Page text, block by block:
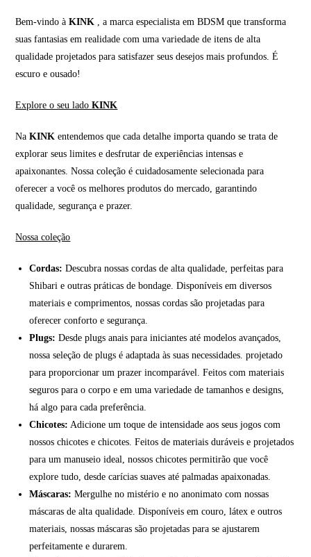
Bem-vindo àKINK , a marca especialista em BDSM que transforma
suas fantasias em realidade com uma variedade de itens de alta
qualidade projetados para satisfazer seus desejos mais profundos. É
escuro e ousado!
Explore o seu ladoKINK
NaKINK entendemos que cada detalhe importa quando se trata de
explorar seus limites e desfrutar de experiências intensas e
apaixonantes. Nossa coleção é cuidadosamente selecionada para
oferecer a você os melhores produtos do mercado, garantindo
qualidade, segurança e prazer.
Nossa coleção
Cordas: Descubra nossas cordas de alta qualidade, perfeitas para
Shibari e outras práticas de bondage. Disponíveis em diversos
materiais e comprimentos, nossas cordas são projetadas para
oferecer conforto e segurança.
Plugs: Desde plugs anais para iniciantes até modelos avançados,
nossa seleção de plugs é adaptada às suas necessidades. projetado
para proporcionar um prazer incomparável. Feitos com materiais
seguros para o corpo e em uma variedade de tamanhos e designs,
há algo para cada preferência.
Chicotes: Adicione um toque de intensidade aos seus jogos com
nossos chicotes e chicotes. Feitos de materiais duráveis e projetados
para um manuseio ideal, nossos chicotes permitirão que você
explore tudo, desde carícias suaves até palmadas apaixonadas.
Máscaras: Mergulhe no mistério e no anonimato com nossas
máscaras de alta qualidade. Disponíveis em couro, látex e outros
materiais, nossas máscaras são projetadas para se ajustarem
perfeitamente e durarem.